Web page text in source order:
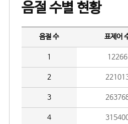
음절 수별 현황
음절 수 표제어
1 12266
2
3
4